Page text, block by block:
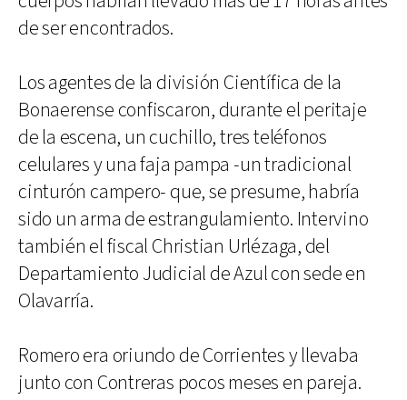
de ser encontrados.
Los agentes de la división Científica de la
Bonaerense confiscaron, durante el peritaje
de la escena, un cuchillo, tres teléfonos
celulares y una faja pampa -un tradicional
cinturón campero- que, se presume, habría
sido un arma de estrangulamiento. Intervino
también el fiscal Christian Urlézaga, del
Departamiento Judicial de Azul con sede en
Olavarría.
Romero era oriundo de Corrientes y llevaba
junto con Contreras pocos meses en pareja.